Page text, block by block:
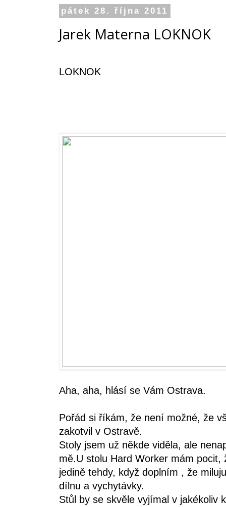
pátek 28. října 2011
Jarek Materna LOKNOK
LOKNOK
Aha, aha, hlásí se Vám Ostrava.
Pořád si říkám, že není možné, že
zakotvil v Ostravě.
Stoly jsem už někde viděla, ale
mě.U stolu Hard Worker mám
jedině tehdy, když doplním , že
dílnu a vychytávky.
Stůl by se skvěle vyjímal v jakékoliv